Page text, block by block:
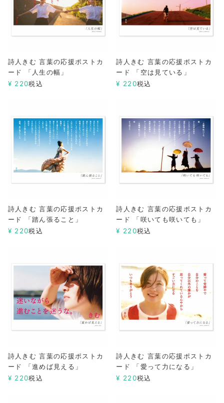
詩人きむ 言葉の応援ポストカ
ード 「人生の幅」
¥ 220税込
詩人きむ 言葉の応援ポストカ
ード 「空は見ている」
¥ 220税込
詩人きむ 言葉の応援ポストカ
ード 「踏ん張ること」
¥ 220税込
詩人きむ 言葉の応援ポストカ
ード 「咲いても咲いても」
¥ 220税込
詩人きむ 言葉の応援ポストカ
ード 「進めば見える」
¥ 220税込
詩人きむ 言葉の応援ポストカ
ード 「愛って力になる」
¥ 220税込